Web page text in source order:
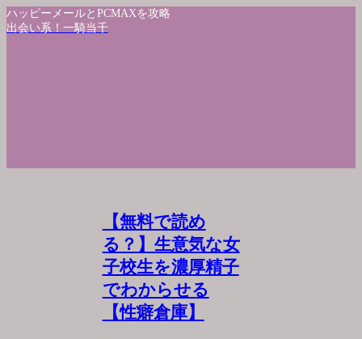
ハッピーメールとPCMAXを攻略
出会い系！一騎当千
【無料で読め
る？】生意気な女
子校生を濃厚精子
でわからせる
【性癖倉庫】